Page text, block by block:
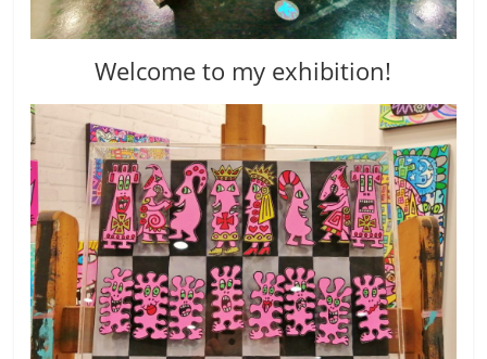
Welcome to my exhibition!